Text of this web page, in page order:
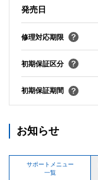
発売日
修理対応期限
初期保証区分
初期保証期間
お知らせ
サポートメニュー
一覧